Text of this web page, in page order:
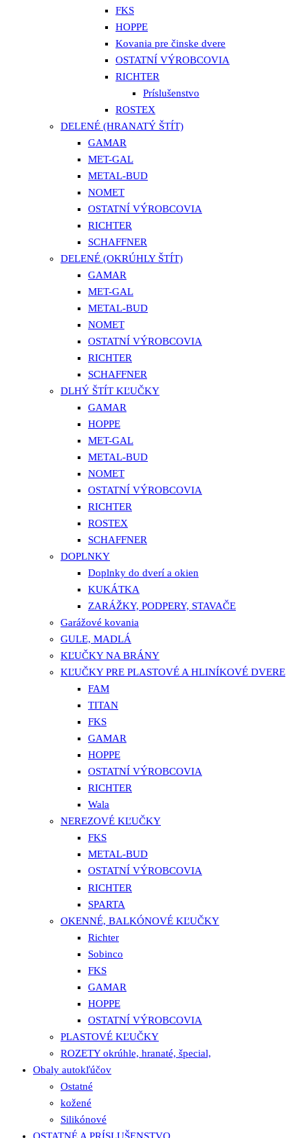
FKS
HOPPE
Kovania pre činske dvere
OSTATNÍ VÝROBCOVIA
RICHTER
Príslušenstvo
ROSTEX
DELENÉ (HRANATÝ ŠTÍT)
GAMAR
MET-GAL
METAL-BUD
NOMET
OSTATNÍ VÝROBCOVIA
RICHTER
SCHAFFNER
DELENÉ (OKRÚHLY ŠTÍT)
GAMAR
MET-GAL
METAL-BUD
NOMET
OSTATNÍ VÝROBCOVIA
RICHTER
SCHAFFNER
DLHÝ ŠTÍT KĽUČKY
GAMAR
HOPPE
MET-GAL
METAL-BUD
NOMET
OSTATNÍ VÝROBCOVIA
RICHTER
ROSTEX
SCHAFFNER
DOPLNKY
Doplnky do dverí a okien
KUKÁTKA
ZARÁŽKY, PODPERY, STAVAČE
Garážové kovania
GULE, MADLÁ
KĽUČKY NA BRÁNY
KĽUČKY PRE PLASTOVÉ A HLINÍKOVÉ DVERE
FAM
TITAN
FKS
GAMAR
HOPPE
OSTATNÍ VÝROBCOVIA
RICHTER
Wala
NEREZOVÉ KĽUČKY
FKS
METAL-BUD
OSTATNÍ VÝROBCOVIA
RICHTER
SPARTA
OKENNÉ, BALKÓNOVÉ KĽUČKY
Richter
Sobinco
FKS
GAMAR
HOPPE
OSTATNÍ VÝROBCOVIA
PLASTOVÉ KĽUČKY
ROZETY okrúhle, hranaté, špecial,
Obaly autokľúčov
Ostatné
kožené
Silikónové
OSTATNÉ A PRÍSLUŠENSTVO